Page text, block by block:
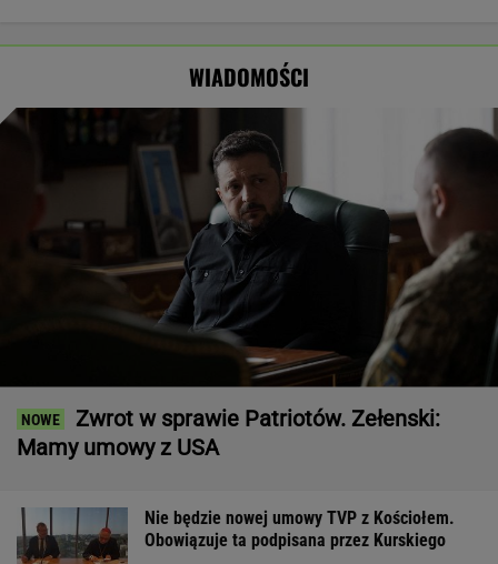
WIADOMOŚCI
Zwrot w sprawie Patriotów. Zełenski:
Mamy umowy z USA
Nie będzie nowej umowy TVP z Kościołem.
Obowiązuje ta podpisana przez Kurskiego